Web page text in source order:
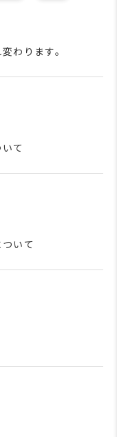
わります。
て
いて